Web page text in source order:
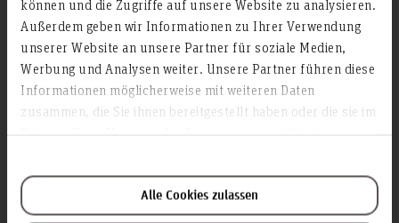
können und die Zugriffe auf unsere Website zu analysieren.
Außerdem geben wir Informationen zu Ihrer Verwendung
unserer Website an unsere Partner für soziale Medien,
Werbung und Analysen weiter. Unsere Partner führen diese
Informationen möglicherweise mit weiteren Daten
zusammen, die Sie ihnen bereitgestellt haben oder die sie im
Alle Cookies zulassen
Infos zur Hochschule
Kontakt und Anreise
Startseite Hochschule Hannover
Karriere